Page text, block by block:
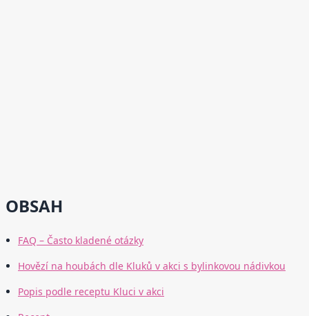
OBSAH
FAQ – Často kladené otázky
Hovězí na houbách dle Kluků v akci s bylinkovou nádivkou
Popis podle receptu Kluci v akci